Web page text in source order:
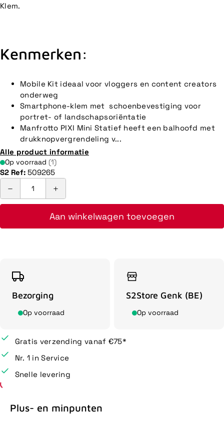
Klem.
Kenmerken:
Mobile Kit ideaal voor vloggers en content creators
onderweg
Smartphone-klem met schoenbevestiging voor
portret- of landschapsoriëntatie
Manfrotto PIXI Mini Statief heeft een balhoofd met
drukknopvergrendeling v...
Alle product informatie
Op voorraad (1)
S2 Ref: 509265
Aan winkelwagen toevoegen
Bezorging
Op voorraad
S2Store Genk (BE)
Op voorraad
Gratis verzending vanaf €75*
Nr. 1 in Service
Snelle levering
Plus- en minpunten